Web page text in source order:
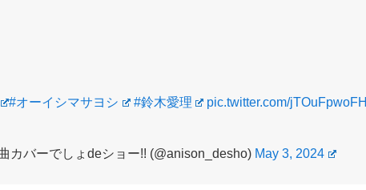
#オーイシマサヨシ #鈴木愛理 pic.twitter.com/jTOuFpwoFH
カバーでしょdeショー!! (@anison_desho) May 3, 2024